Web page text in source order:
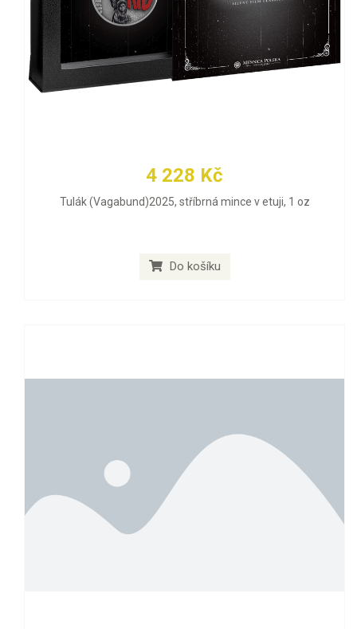
4 228 Kč
Tulák (Vagabund)2025, stříbrná mince v etuji, 1 oz
Do košíku